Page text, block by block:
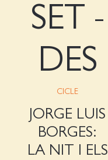
SET -
DES
CICLE
JORGE LUIS
BORGES:
LA NIT I ELS